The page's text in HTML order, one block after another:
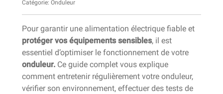
Catégorie: Onduleur
Pour garantir une alimentation électrique fiable et
protéger vos équipements sensibles, il est
essentiel d’optimiser le fonctionnement de votre
onduleur. Ce guide complet vous explique
comment entretenir régulièrement votre onduleur,
vérifier son environnement, effectuer des tests de